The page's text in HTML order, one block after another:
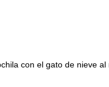
con el gato de nieve